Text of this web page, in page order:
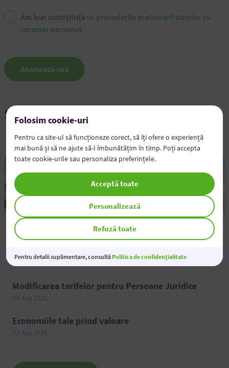
Am luat cunoștință cu prevederile prelucrării datelor cu
caracter personal.
Abonează-mă
Știri și evenimente
Rezultatele financiare pentru semestrul 1 al anului
2026
Modificarea tarifelor pentru Persoane Juridice
04 Aug 2026
Economiile tale prind valoare
03 Aug 2026
Folosim cookie-uri
Pentru ca site-ul să funcționeze corect, să îți ofere o experiență
mai bună și să ne ajute să-l îmbunătățim în timp. Poți accepta
toate cookie-urile sau personaliza preferințele.
Refuză toate
Personalizează
Acceptă toate
Pentru detalii suplimentare, consultă Politica de confidențialitate